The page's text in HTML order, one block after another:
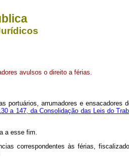
avulsos o direito a férias.
portuários, arrumadores e
a 147, da Consolidação das Leis do
a esse fim.
correspondentes às férias,